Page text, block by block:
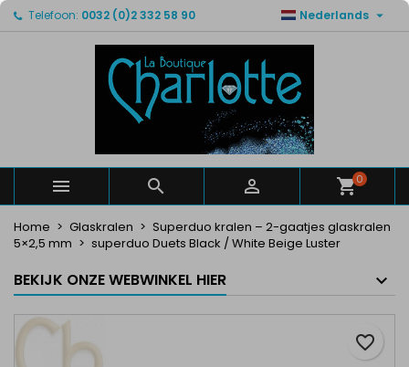
Telefoon: 0032 (0)2 332 58 90 Nederlands 
   0
Home Glaskralen
Superduo kralen – 2-gaatjes glaskralen
5×2,5 mm
superduo Duets Black / White Beige Luster
BEKIJK ONZE WEBWINKEL HIER
favorite_border
Mijn verlanglijsten ×
Maak een lijst
Maak een verlanglijst ×
Verlanglijst naam
Annuleren Maak een verlanglijst
Inloggen ×
U moet ingelogd zijn om producten in uw verlanglijst
Annuleren Inloggen